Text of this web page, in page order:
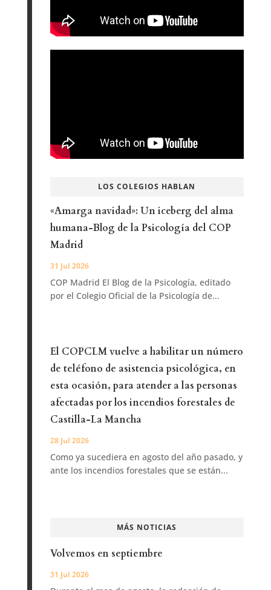
LOS COLEGIOS HABLAN
«Amarga navidad»: Un iceberg del alma
humana-Blog de la Psicología del COP
Madrid
31 Jul 2026
COP Madrid El Blog de la Psicología, editado
por el Colegio Oficial de la Psicología de...
El COPCLM vuelve a habilitar un número
de teléfono de asistencia psicológica, en
esta ocasión, para atender a las personas
afectadas por los incendios forestales de
Castilla-La Mancha
28 Jul 2026
Como ya sucediera en agosto del año pasado, y
ante los incendios forestales que se están...
MÁS NOTICIAS
Volvemos en septiembre
31 Jul 2026